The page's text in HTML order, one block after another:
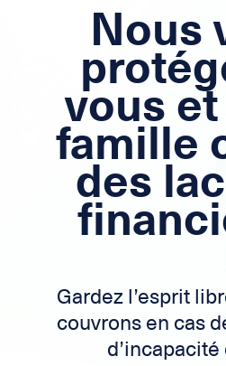
Nous
vous
famille
des
Gardez l’esprit
couvrons en cas
d’incapacité